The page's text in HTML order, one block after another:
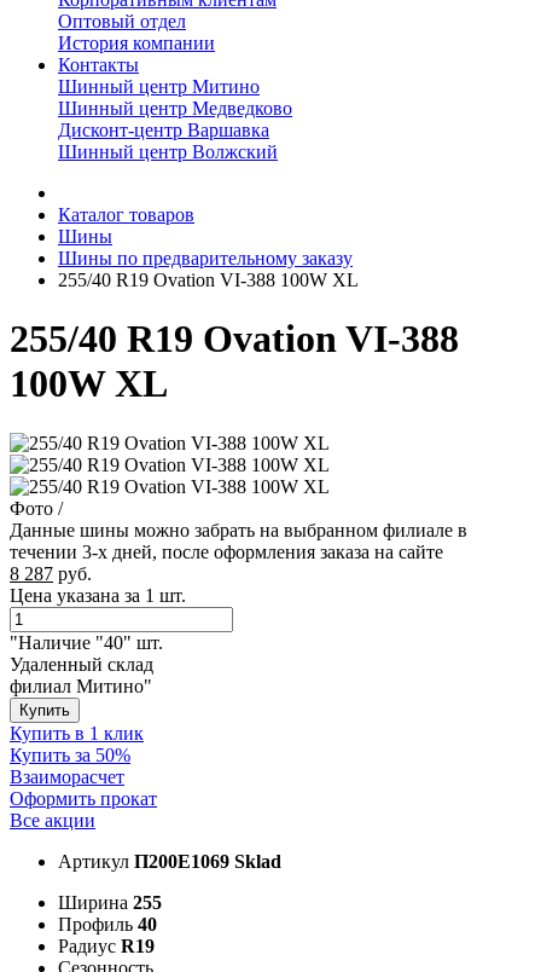
Оптовый отдел
История компании
Контакты
Шинный центр Митино
Шинный центр Медведково
Дисконт-центр Варшавка
Шинный центр Волжский
Каталог товаров
Шины
Шины по предварительному заказу
255/40 R19 Ovation VI-388 100W XL
255/40 R19 Ovation VI-388
100W XL
Фото /
Данные шины можно забрать на выбранном филиале в
течении 3-х дней, после оформления заказа на сайте
8 287 руб.
Цена указана за 1 шт.
"Наличие "40" шт.
Удаленный склад
филиал Митино"
Купить
Купить в 1 клик
Купить за 50%
Взаиморасчет
Оформить прокат
Все акции
Артикул П200E1069 Sklad
Ширина 255
Профиль 40
Радиус R19
Сезонность